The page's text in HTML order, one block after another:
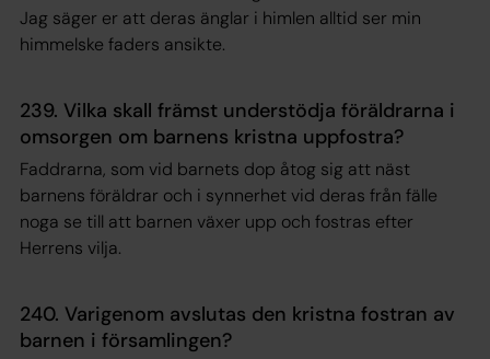
Jag säger er att deras änglar i himlen alltid ser min
himmelske faders ansikte.
239. Vilka skall främst understödja föräldrarna i
omsorgen om barnens kristna uppfostra?
Faddrarna, som vid barnets dop åtog sig att näst
barnens föräldrar och i synnerhet vid deras från fälle
noga se till att barnen växer upp och fostras efter
Herrens vilja.
240. Varigenom avslutas den kristna fostran av
barnen i församlingen?